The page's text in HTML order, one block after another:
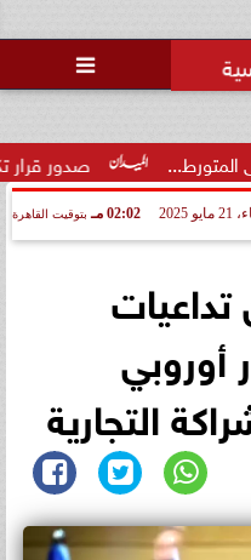

صدور قرار تكليف
2025 02:02 مـ بتوقيت القاهرة
أوروبي
التجارية